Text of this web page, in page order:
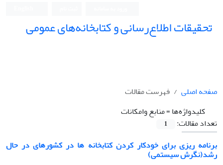
تحقیقات اطلاع‌رسانی و کتابخانه‌های عمومی
صفحه اصلی
فهرست مقالات
کلیدواژه‌ها =منابع وامکانات
تعداد مقالات:
1
برنامه ریزی برای خودکار کردن کتابخانه ها در کشورهای در حال
رشد(نگرش سیستمی)